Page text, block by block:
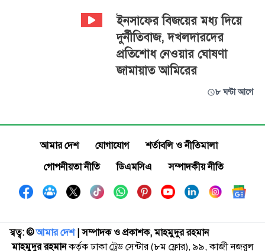
ইনসাফের বিজয়ের মধ্য দিয়ে
দুর্নীতিবাজ, দখলদারদের
প্রতিশোধ নেওয়ার ঘোষণা
জামায়াত আমিরের
৮ ঘণ্টা আগে
আমার দেশ যোগাযোগ
শর্তাবলি ও নীতিমালা
গোপনীয়তা নীতি
ডিএমসিএ সম্পাদকীয় নীতি
স্বত্ব: ©️আমার দেশ| সম্পাদক ও প্রকাশক, মাহমুদুর রহমান
মাহমুদুর রহমানকর্তৃক ঢাকা ট্রেড সেন্টার (৮ম ফ্লোর), ৯৯, কাজী নজরুল